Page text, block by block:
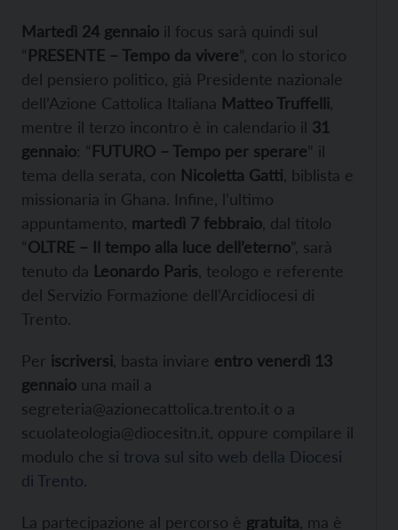
Martedì 24 gennaio il focus sarà quindi sul
“PRESENTE – Tempo da vivere”, con lo storico
del pensiero politico, già Presidente nazionale
dell’Azione Cattolica Italiana Matteo Truffelli
mentre il terzo incontro è in calendario il 31
gennaio: “FUTURO – Tempo per sperare” il
tema della serata, con Nicoletta Gatti , biblista e
missionaria in Ghana. Infine, l’ultimo
appuntamento, martedì 7 febbraio , dal titolo
“OLTRE – Il tempo alla luce dell’eterno”, sarà
tenuto da Leonardo Paris , teologo e referente
del Servizio Formazione dell’Arcidiocesi di
Trento.
Per iscriversi , basta inviare entro venerdì 13
gennaio una mail a
segreteria@azionecattolica.trento.it o a
scuolateologia@diocesitn.it, oppure compilare il
modulo che si trova sul sito web della Diocesi
di Trento.
La partecipazione al percorso è gratuita , ma è